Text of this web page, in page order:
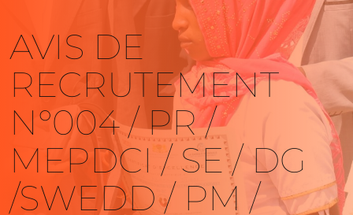
AVIS DE
RECRUTEMENT
N°004 / PR /
MEPDCI / SE / DG
/SWEDD / PM /